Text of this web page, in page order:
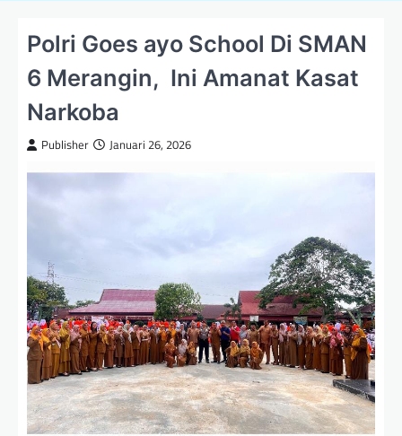
Polri Goes ayo School Di SMAN
6 Merangin, Ini Amanat Kasat
Narkoba
Publisher Januari 26, 2026